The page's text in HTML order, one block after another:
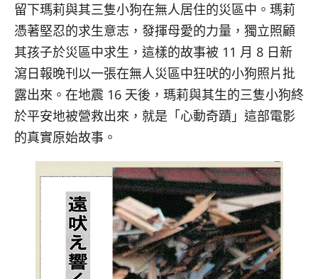
留下瑪莉與其三隻小狗在無人居住的災區中。瑪莉
憑著堅忍的求生意志，發揮母愛的力量，獨立照顧
其孩子於災區中求生，這樣的故事被 11 月 8 日新
瀉日報晚刊以一張在無人災區中狂吠的小狗照片批
露出來。在地震 16 天後，瑪莉與其生的三隻小狗終
於平安地被營救出來，就是「心動奇蹟」這部電影
的真實原始故事。